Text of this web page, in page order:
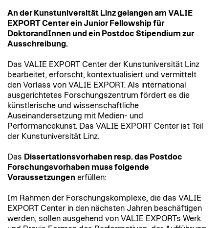
An der Kunstuniversität Linz gelangen am VALIE
EXPORT Center ein Junior Fellowship für
DoktorandInnen und ein Postdoc Stipendium zur
Ausschreibung.
Das VALIE EXPORT Center der Kunstuniversität Linz
bearbeitet, erforscht, kontextualisiert und vermittelt
den Vorlass von VALIE EXPORT. Als international
ausgerichtetes Forschungszentrum fördert es die
künstlerische und wissenschaftliche
Auseinandersetzung mit Medien- und
Performancekunst. Das VALIE EXPORT Center ist Teil
der Kunstuniversität Linz.
Das Dissertationsvorhaben resp. das Postdoc
Forschungsvorhaben muss folgende
Voraussetzungen erfüllen:
Im Rahmen der Forschungskomplexe, die das VALIE
EXPORT Center in den nächsten Jahren beschäftigen
werden, sollen ausgehend von VALIE EXPORTs Werk